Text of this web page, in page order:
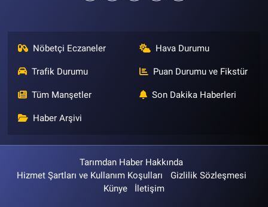
Nöbetçi Eczaneler Hava Durumu
Trafik Durumu Puan Durumu ve Fikstür
Tüm Manşetler Son Dakika Haberleri
Haber Arşivi
Tarımdan Haber Hakkında
Hizmet Şartları ve Kullanım Koşulları
Gizlilik Sözleşmesi
Künye
İletişim